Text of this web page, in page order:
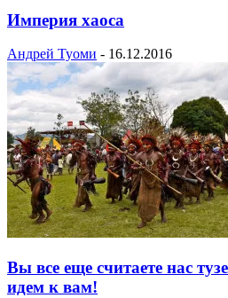
Империя хаоса
Андрей Туоми - 16.12.2016
Вы все еще считаете нас
идем к вам!